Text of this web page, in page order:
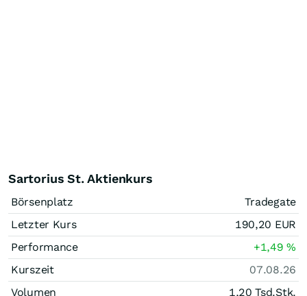
Sartorius St. Aktienkurs
Börsenplatz
Tradegate
Letzter Kurs
190,20 EUR
Performance
+1,49%
Kurszeit
07.08.26
Volumen
1,20 Tsd.Stk.